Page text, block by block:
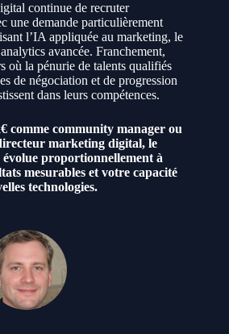
continue de recruter
une demande particulièrement
l’IA appliquée au marketing, le
avancée. Franchement,
où la pénurie de talents qualifiés
de négociation et de progression
dans leurs compétences.
comme community manager ou
marketing digital, le
proportionnellement à
mesurables et votre capacité
technologies.